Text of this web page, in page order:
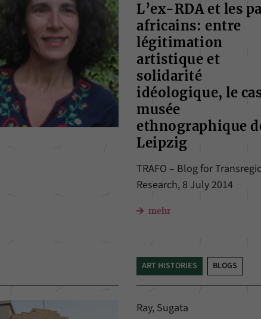
L’ex-RDA et les
africains: entre
légitimation
artistique et
solidarité
idéologique, le
musée
ethnographique
Leipzig
TRAFO – Blog for
Research, 8 July 2014
mehr
ART HISTORIES BLOGS
Ray, Sugata